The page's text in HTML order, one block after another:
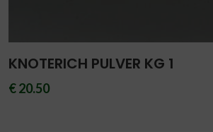
KNOTERICH PULVER KG 1
€ 20.50